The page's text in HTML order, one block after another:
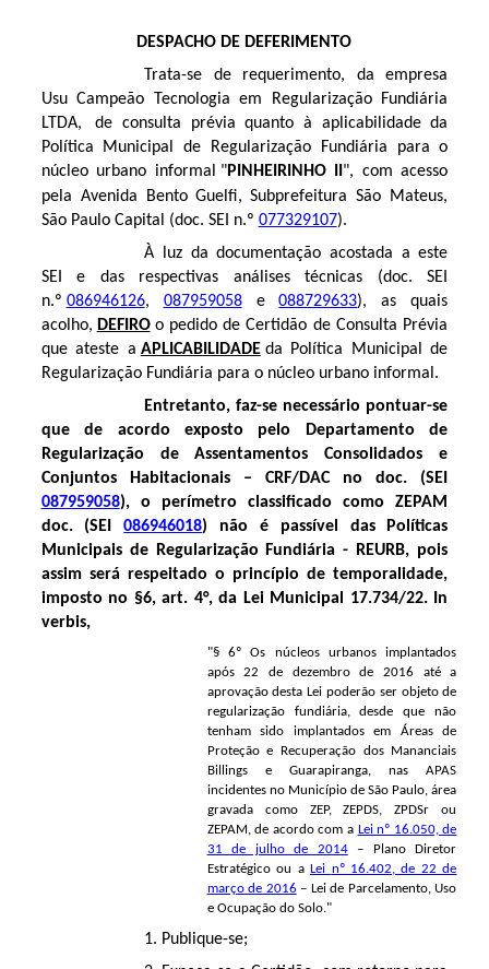
​DESPACHO DE DEFERIMENTO
Trata-se de requerimento, da empresa
Usu Campeão Tecnologia em Regularização Fundiária
LTDA, de consulta prévia quanto à aplicabilidade da
Política Municipal de Regularização Fundiária para o
núcleo urbano informal "PINHEIRINHO II ", com acesso
pela Avenida Bento Guelfi, Subprefeitura São Mateus,
São Paulo Capital (doc. SEI n.º 077329107).
À luz da documentação acostada a este
SEI e das respectivas análises técnicas (doc. SEI
n.º 086946126, 087959058e088729633), as quais
acolho, DEFIROo pedido de Certidão de Consulta Prévia
que ateste a APLICABILIDADEda Política Municipal de
Regularização Fundiária para o núcleo urbano informal.
Entretanto, faz-se necessário pontuar-se
que de acordo exposto pelo Departamento de
Regularização de Assentamentos Consolidados e
Conjuntos Habitacionais – CRF/DAC no doc. (SEI
087959058), o perímetro classificado como ZEPAM
doc. (SEI086946018) não é passível das Políticas
Municipais de Regularização Fundiária - REURB, pois
assim será respeitado o princípio de temporalidade,
imposto no §6, art. 4°, da Lei Municipal 17.734/22. In
verbis,
"§ 6º Os núcleos urbanos implantados
após 22 de dezembro de 2016 até a
aprovação desta Lei poderão ser objeto de
regularização fundiária, desde que não
tenham sido implantados em Áreas de
Proteção e Recuperação dos Mananciais
Billings e Guarapiranga, nas APAS
incidentes no Município de São Paulo, área
gravada como ZEP, ZEPDS, ZPDSr ou
ZEPAM, de acordo com a Lei nº 16.050, de
31 de julho de 2014– Plano Diretor
Estratégico ou aLei nº 16.402, de 22 de
março de 2016 – Lei de Parcelamento, Uso
e Ocupação do Solo."
1. Publique-se;